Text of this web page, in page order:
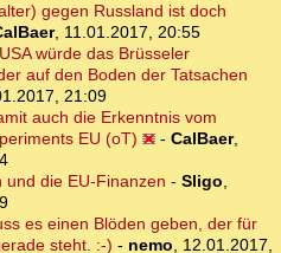
gegen Russland ist doch
, 11.01.2017, 20:55
würde das Brüsseler
auf den Boden der Tatsachen
21:09
auch die Erkenntnis vom
EU (oT)
- CalBaer,
und die EU-Finanzen - Sligo,
es einen Blöden geben, der für
steht. :-) - nemo, 12.01.2017,